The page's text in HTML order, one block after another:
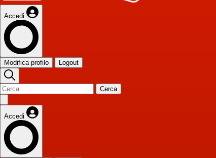
Accedi
Modifica profilo Logout
Cerca
Accedi